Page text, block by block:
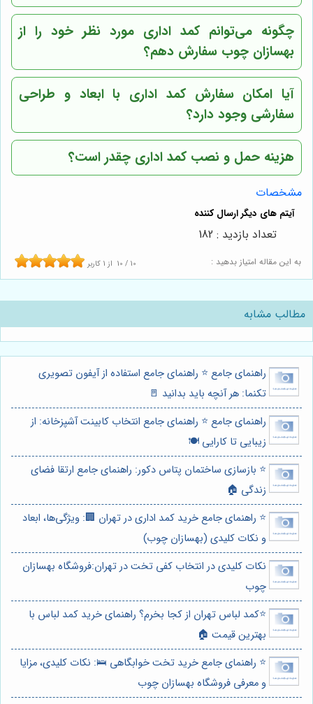
چگونه می‌توانم کمد اداری مورد نظر خود را از
بهسازان چوب سفارش دهم؟
آیا امکان سفارش کمد اداری با ابعاد و طراحی
سفارشی وجود دارد؟
هزینه حمل و نصب کمد اداری چقدر است؟
مشخصات
به این مقاله امتیاز بدهید : 10 / 10 از 1 کاربر
تعداد بازدید : 182
مطالب مشابه
راهنمای جامع ⭐️ راهنمای جامع استفاده از آیفون تصویری
تکنما: هر آنچه باید بدانید 🚪
راهنمای جامع ⭐️ راهنمای جامع انتخاب کابینت آشپزخانه: از
زیبایی تا کارایی 🍽️
⭐️ بازسازی ساختمان پتاس دکور: راهنمای جامع ارتقا فضای
زندگی 🏠
⭐️ راهنمای جامع خرید کمد اداری در تهران 🏢: ویژگی‌ها، ابعاد
و نکات کلیدی (بهسازان چوب)
نکات کلیدی در انتخاب کفی تخت در تهران:فروشگاه بهسازان
چوب
⭐️کمد لباس تهران از کجا بخرم؟ راهنمای خرید کمد لباس با
بهترین قیمت 🏠
⭐️ راهنمای جامع خرید تخت خوابگاهی 🛌: نکات کلیدی، مزایا
و معرفی فروشگاه بهسازان چوب